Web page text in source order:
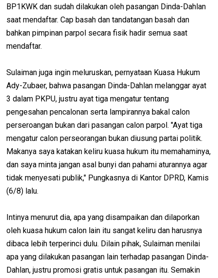
BP1KWK dan sudah dilakukan oleh pasangan Dinda-Dahlan
saat mendaftar. Cap basah dan tandatangan basah dan
bahkan pimpinan parpol secara fisik hadir semua saat
mendaftar.
Sulaiman juga ingin meluruskan, pernyataan Kuasa Hukum
Ady-Zubaer, bahwa pasangan Dinda-Dahlan melanggar ayat
3 dalam PKPU, justru ayat tiga mengatur tentang
pengesahan pencalonan serta lampirannya bakal calon
perseroangan bukan dari pasangan calon parpol. "Ayat tiga
mengatur calon perseorangan bukan diusung partai politik.
Makanya saya katakan keliru kuasa hukum itu memahaminya,
dan saya minta jangan asal bunyi dan pahami aturannya agar
tidak menyesati publik," Pungkasnya di Kantor DPRD, Kamis
(6/8) lalu.
Intinya menurut dia, apa yang disampaikan dan dilaporkan
oleh kuasa hukum calon lain itu sangat keliru dan harusnya
dibaca lebih terperinci dulu. Dilain pihak, Sulaiman menilai
apa yang dilakukan pasangan lain terhadap pasangan Dinda-
Dahlan, justru promosi gratis untuk pasangan itu. Semakin